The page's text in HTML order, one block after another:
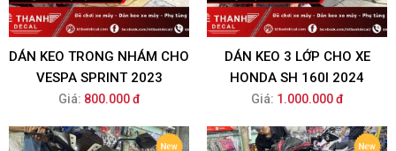
DÁN KEO TRONG NHÁM CHO
VESPA SPRINT 2023
Giá: 800.000 đ
DÁN KEO 3 LỚP CHO XE
HONDA SH 160I 2024
Giá: 1.000.000 đ